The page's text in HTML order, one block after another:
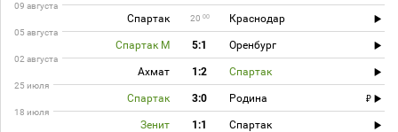
09 августа
Спартак 20 00 Краснодар
05 августа
Спартак М 5:1 Оренбург
02 августа
Ахмат 1:2 Спартак
25 июля
Спартак 3:0 Родина
18 июля
Зенит 1:1 Спартак